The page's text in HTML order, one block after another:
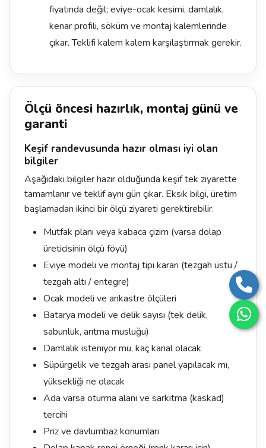
fiyatında değil; eviye-ocak kesimi, damlalık,
kenar profili, söküm ve montaj kalemlerinde
çıkar. Teklifi kalem kalem karşılaştırmak gerekir.
Ölçü öncesi hazırlık, montaj günü ve
garanti
Keşif randevusunda hazır olması iyi olan
bilgiler
Aşağıdaki bilgiler hazır olduğunda keşif tek ziyarette
tamamlanır ve teklif aynı gün çıkar. Eksik bilgi, üretim
başlamadan ikinci bir ölçü ziyareti gerektirebilir.
Mutfak planı veya kabaca çizim (varsa dolap
üreticisinin ölçü föyü)
Eviye modeli ve montaj tipi kararı (tezgah üstü /
tezgah altı / entegre)
Ocak modeli ve ankastre ölçüleri
Batarya modeli ve delik sayısı (tek delik,
sabunluk, arıtma musluğu)
Damlalık isteniyor mu, kaç kanal olacak
Süpürgelik ve tezgah arası panel yapılacak mı,
yüksekliği ne olacak
Ada varsa oturma alanı ve sarkıtma (kaskad)
tercihi
Priz ve davlumbaz konumları